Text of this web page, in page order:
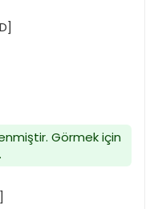
Görmek için
.